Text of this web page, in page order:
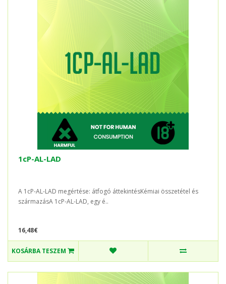
1cP-AL-LAD
A 1cP-AL-LAD megértése: átfogó áttekintésKémiai összetétel és
származásA 1cP-AL-LAD, egy é..
16,48€
KOSÁRBA TESZEM